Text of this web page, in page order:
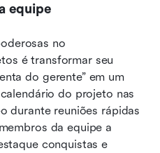
equipe
no
é transformar seu
do gerente” em um
do projeto nas
durante reuniões rápidas
da equipe a
conquistas e